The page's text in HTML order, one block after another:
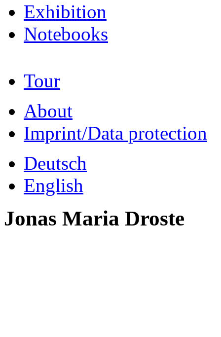
Exhibition
Notebooks
Tour
About
Imprint/Data protection
Deutsch
English
Jonas Maria Droste